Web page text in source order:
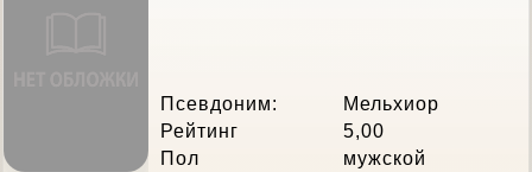
Псевдоним:
Мельхиор
Рейтинг
5,00
Пол
мужской